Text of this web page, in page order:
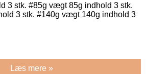
3 stk. #85g vægt 85g indhold 3 stk.
3 stk. #140g vægt 140g indhold 3
Læs mere »